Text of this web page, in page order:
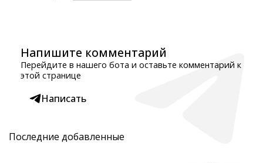
Напишите комментарий
Перейдите в нашего бота и оставьте комментарий к
этой странице
Написать
Последние добавленные